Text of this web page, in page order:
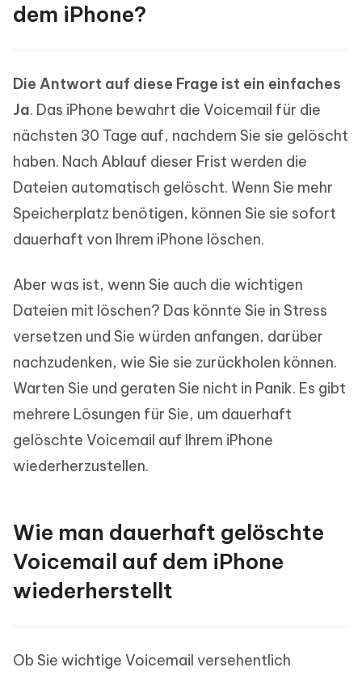
dem iPhone?
Die Antwort auf diese Frage ist ein einfaches
Ja. Das iPhone bewahrt die Voicemail für die
nächsten 30 Tage auf, nachdem Sie sie gelöscht
haben. Nach Ablauf dieser Frist werden die
Dateien automatisch gelöscht. Wenn Sie mehr
Speicherplatz benötigen, können Sie sie sofort
dauerhaft von Ihrem iPhone löschen.
Aber was ist, wenn Sie auch die wichtigen
Dateien mit löschen? Das könnte Sie in Stress
versetzen und Sie würden anfangen, darüber
nachzudenken, wie Sie sie zurückholen können.
Warten Sie und geraten Sie nicht in Panik. Es gibt
mehrere Lösungen für Sie, um dauerhaft
gelöschte Voicemail auf Ihrem iPhone
wiederherzustellen.
Wie man dauerhaft gelöschte
Voicemail auf dem iPhone
wiederherstellt
Ob Sie wichtige Voicemail versehentlich